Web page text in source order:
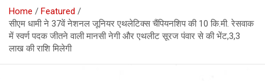
Hindi
Home
Featured
सीएम धामी ने 37वें नेशनल जूनियर एथलेटिक्स चैंपियनशिप की 10 कि.मी. रेसवाक
में स्वर्ण पदक जीतने वाली मानसी नेगी और एथलीट सूरज पंवार से की भेंट,3,3
लाख की राशि मिलेगी